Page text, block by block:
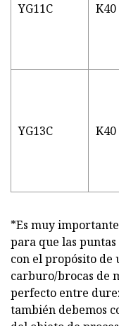
YG11C K40
YG13C K40
*Es muy
para que las
con el propósito de
carburo/brocas de
perfecto entre
también debemos